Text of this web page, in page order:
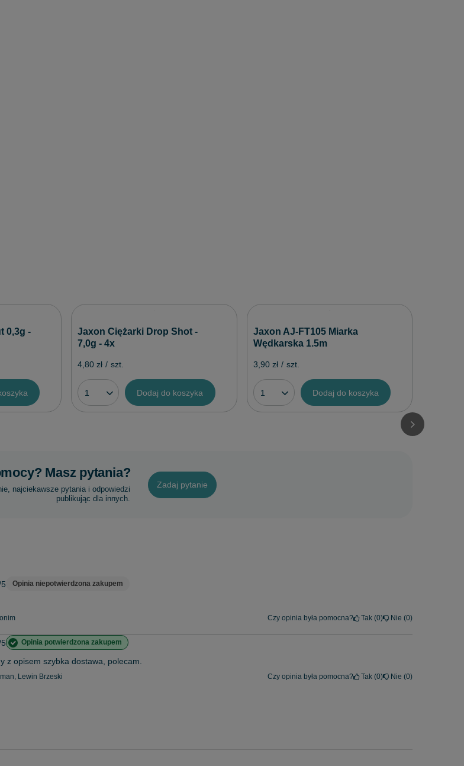
0,3g -
Jaxon Ciężarki Drop Shot -
7,0g - 4x
4,80 zł / szt.
Dodaj do koszyka
Jaxon AJ-FT105 Miarka
Wędkarska 1.5m
3,90 zł / szt.
Dodaj do koszyka
Masz pytania?
najciekawsze pytania i odpowiedzi
publikując dla innych.
Zadaj pytanie
Opinia niepotwierdzona zakupem
Czy opinia była pomocna? Tak 0 Nie 0
Opinia potwierdzona zakupem
z opisem szybka dostawa, polecam.
Lewin Brzeski Czy opinia była pomocna? Tak 0 Nie 0